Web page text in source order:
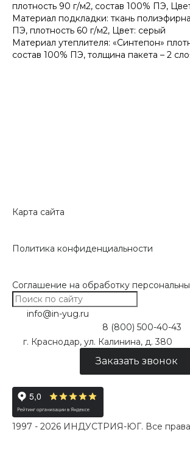
плотность 90 г/м2, состав 100% ПЭ,
Материал подкладки: ткань
ПЭ, плотность 60 г/м2, Цвет: серый
Материал утеплителя: «Синтепон»
состав 100% ПЭ, толщина пакета – 2
Карта сайта
Политика конфиденциальности
Соглашение на обработку
info@in-yug.ru
8 (800) 500-40-43
г. Краснодар, ул. Калинина, д. 380
Заказать звонок
1997 - 2026 ИНДУСТРИЯ-ЮГ. Все